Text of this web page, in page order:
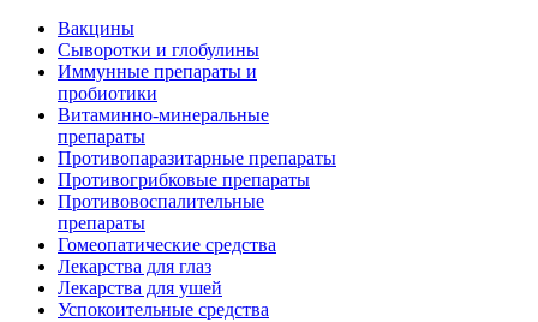
Вакцины
Сыворотки и глобулины
Иммунные препараты и
пробиотики
Витаминно-минеральные
препараты
Противопаразитарные препараты
Противогрибковые препараты
Противовоспалительные
препараты
Гомеопатические средства
Лекарства для глаз
Лекарства для ушей
Успокоительные средства